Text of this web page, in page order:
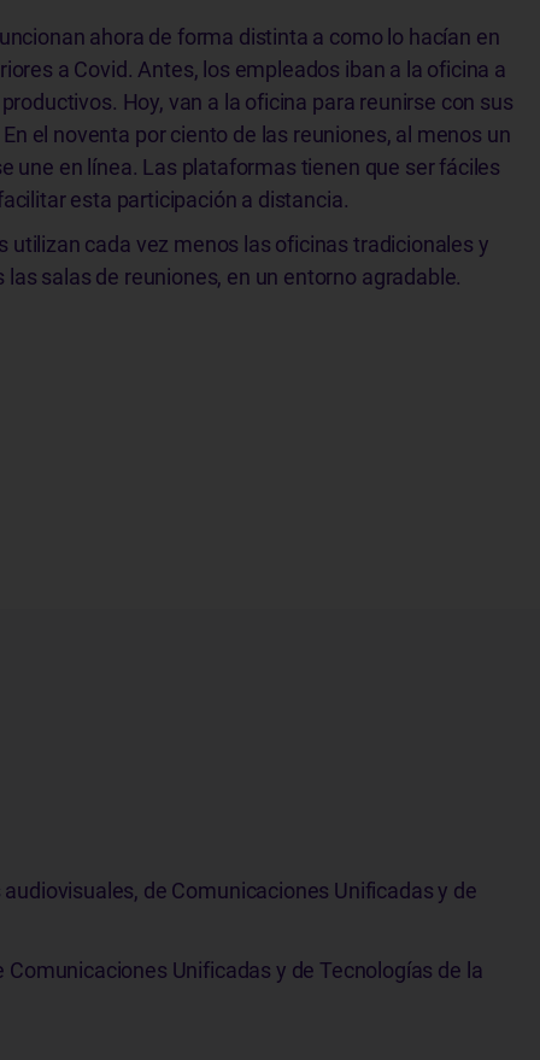
ahora de forma distinta a como lo hacían en
a Covid. Antes, los empleados iban a la oficina a
Hoy, van a la oficina para reunirse con sus
el noventa por ciento de las reuniones, al menos un
une en línea. Las plataformas tienen que ser fáciles
esta participación a distancia.
utilizan cada vez menos las oficinas tradicionales y
las salas de reuniones, en un entorno agradable.
de Comunicaciones Unificadas y de
Unificadas y de Tecnologías de la